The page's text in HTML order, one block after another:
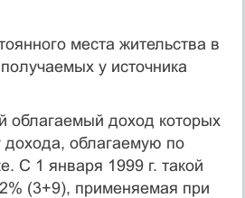
места жительства в
у источника
облагаемый доход которых
облагаемую по
С 1 января 1999 г. такой
(3+9), применяемая при